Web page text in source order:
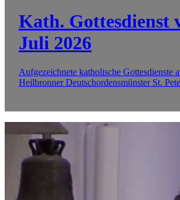
Kath. Gottesdienst
Juli 2026
Aufgezeichnete katholische Gottesdienste
Heilbronner Deutschordensmünster St.